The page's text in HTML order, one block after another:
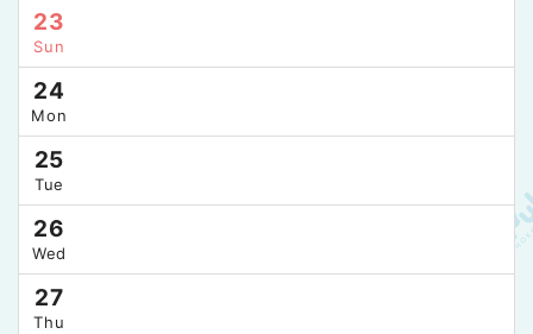
23
Sun
24
Mon
25
Tue
26
Wed
27
Thu